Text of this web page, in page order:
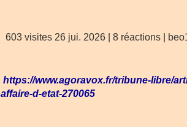
603 visites 26 jui. 2026 | 8 réactions |
https://www.agoravox.fr/tribune-libre/
affaire-d-etat-270065